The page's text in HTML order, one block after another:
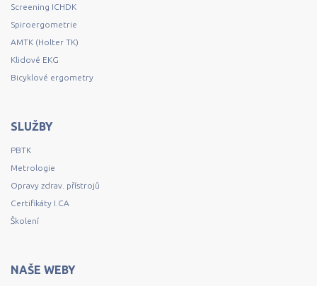
Screening ICHDK
Spiroergometrie
AMTK (Holter TK)
Klidové EKG
Bicyklové ergometry
SLUŽBY
PBTK
Metrologie
Opravy zdrav. přístrojů
Certifikáty I.CA
Školení
NAŠE WEBY